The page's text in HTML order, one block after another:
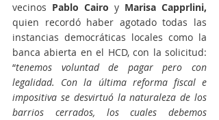
vecinos Pablo Cairo y Marisa Capprlini,
quien recordó haber agotado todas las
instancias democráticas locales como la
banca abierta en el HCD, con la solicitud:
“tenemos voluntad de pagar pero con
legalidad. Con la última reforma fiscal e
impositiva se desvirtuó la naturaleza de los
barrios cerrados, los cuales debemos